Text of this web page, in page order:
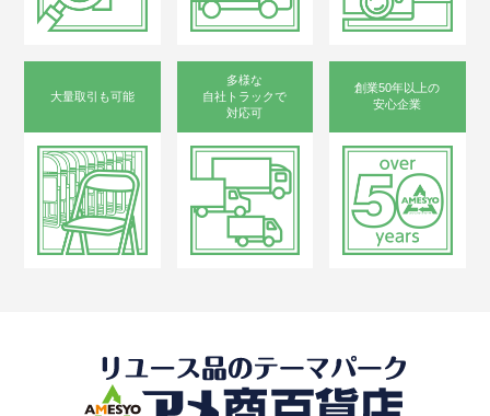
大量取引も可能
多様な
自社トラックで
対応可
創業50年以上の
安心企業